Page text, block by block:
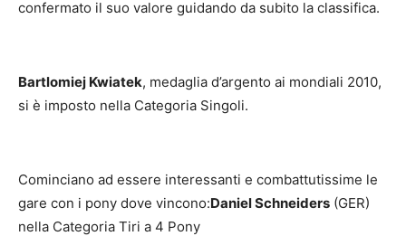
confermato il suo valore guidando da subito la classifica.
Bartlomiej Kwiatek, medaglia d’argento ai mondiali 2010,
si è imposto nella Categoria Singoli.
Cominciano ad essere interessanti e combattutissime le
gare con i pony dove vincono:Daniel Schneiders (GER)
nella Categoria Tiri a 4 Pony